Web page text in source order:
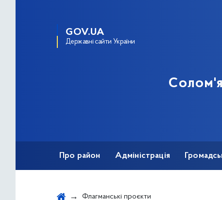
GOV.UA
Державні сайти України
Про район Адміністрація
Флагманськi проєкти